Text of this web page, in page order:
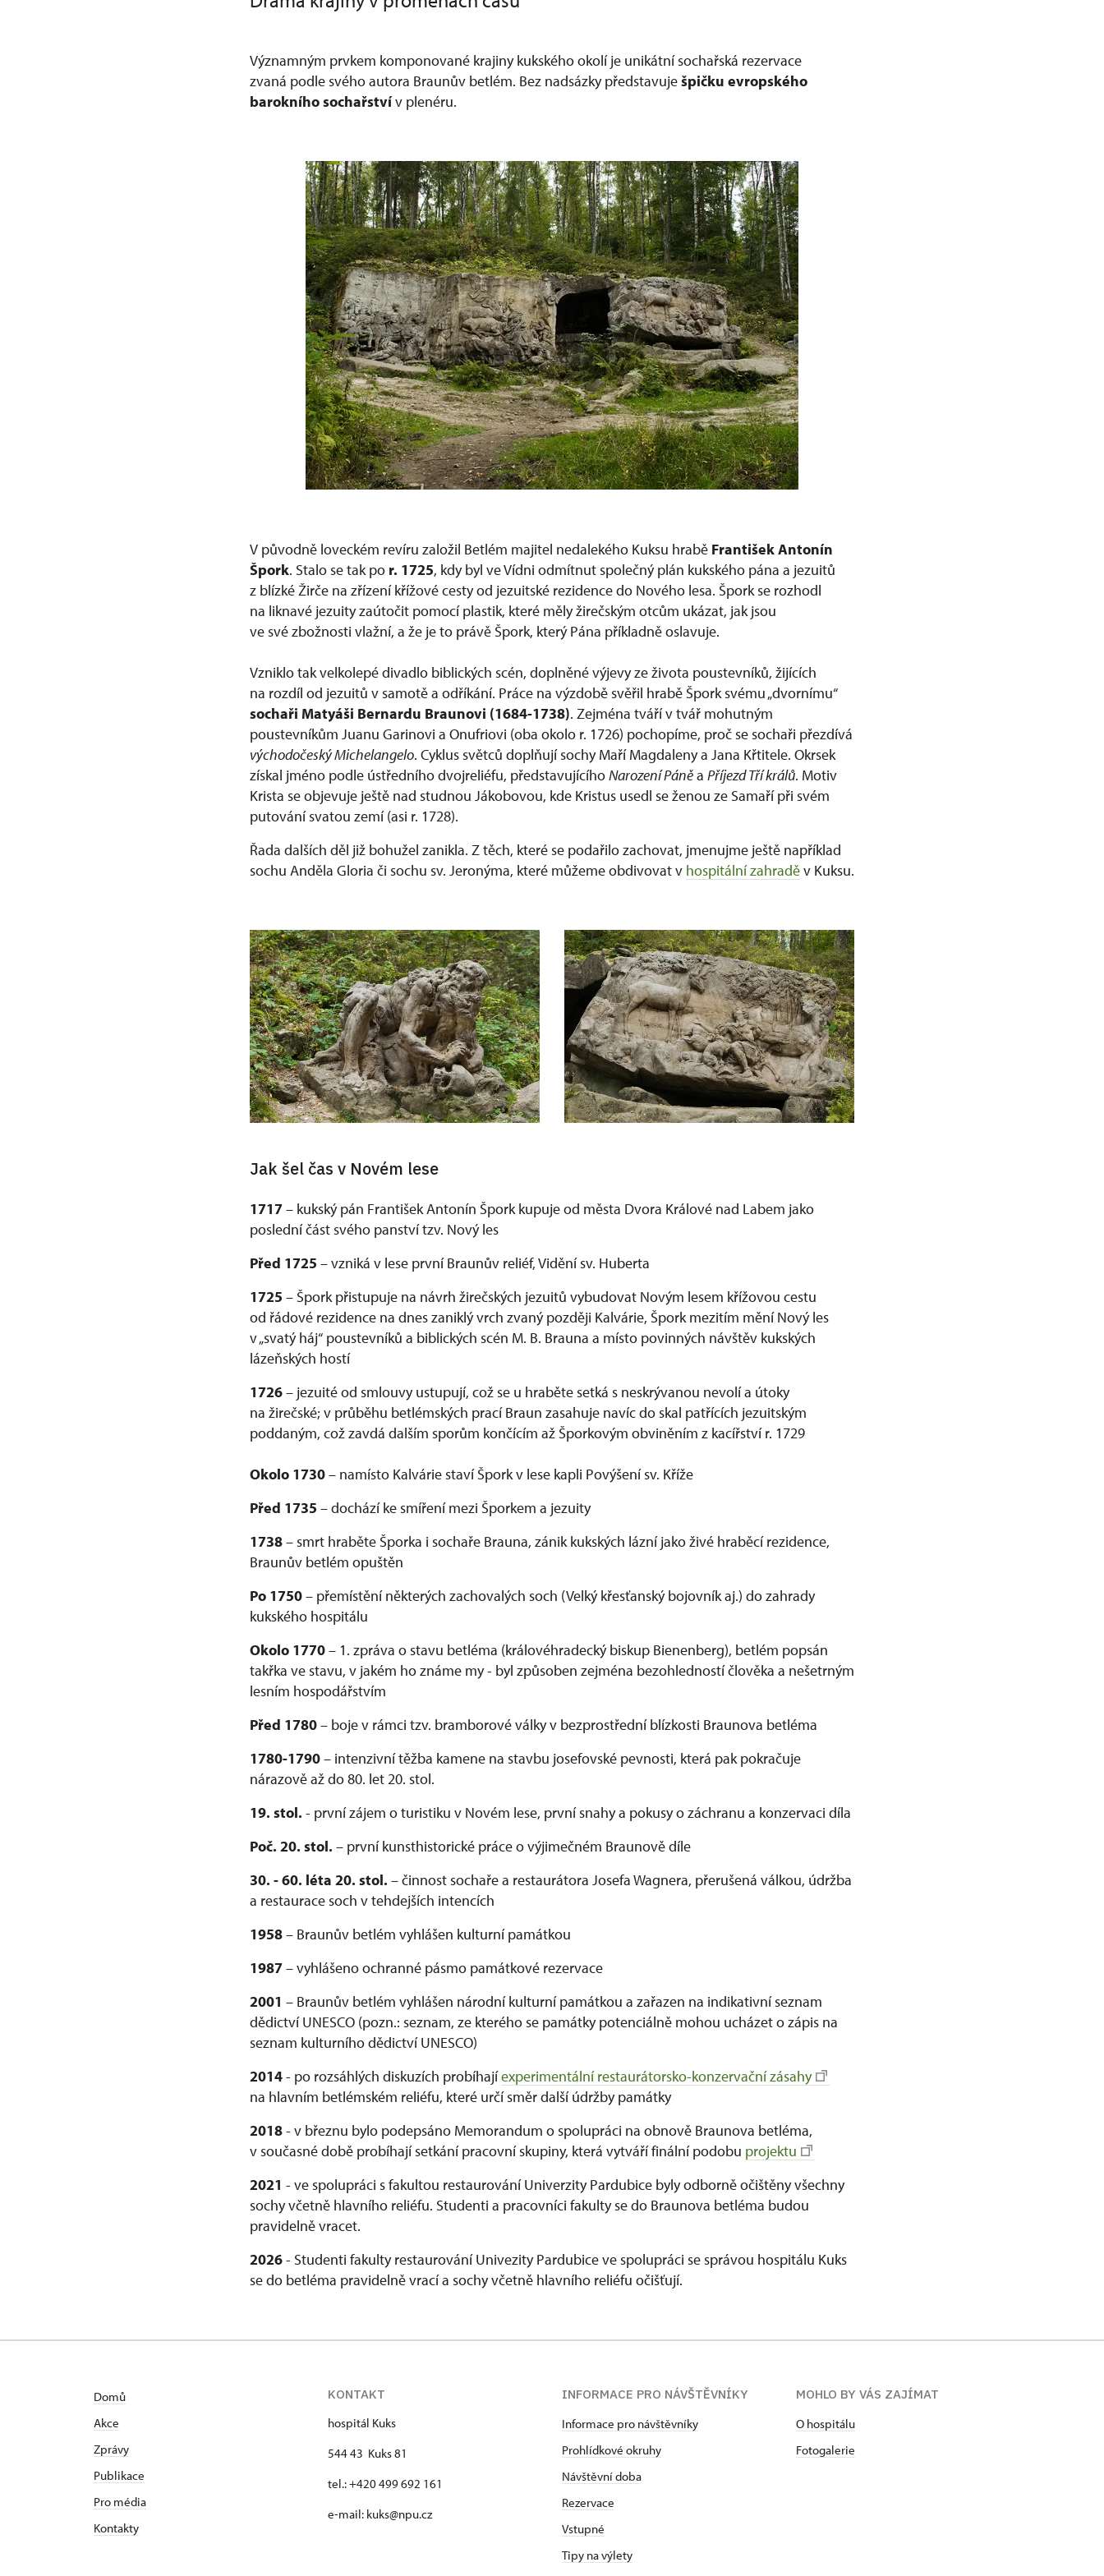
Významným prvkem komponované krajiny kukského okolí je unikátní sochařská rezervace
zvaná podle svého autora Braunův betlém. Bez nadsázky představuješpičku evropského
barokního sochařstvív plenéru.
V původně loveckém revíru založil Betlém majitel nedalekého Kuksu hrabě František Antonín
Špork. Stalo se tak po r. 1725, kdy byl ve Vídni odmítnut společný plán kukského pána a jezuitů
z blízké Žirče na zřízení křížové cesty od jezuitské rezidence do Nového lesa. Špork se rozhodl
na liknavé jezuity zaútočit pomocí plastik, které měly žirečským otcům ukázat, jak jsou
ve své zbožnosti vlažní, a že je to právě Špork, který Pána příkladně oslavuje.
Vzniklo tak velkolepé divadlo biblických scén, doplněné výjevy ze života poustevníků, žijících
na rozdíl od jezuitů v samotě a odříkání. Práce na výzdobě svěřil hrabě Špork svému „dvornímu“
sochaři Matyáši Bernardu Braunovi (1684-1738). Zejména tváří v tvář mohutným
poustevníkům Juanu Garinovi a Onufriovi (oba okolo r. 1726) pochopíme, proč se sochaři přezdívá
východočeský Michelangelo. Cyklus světců doplňují sochy Maří Magdaleny a Jana Křtitele. Okrsek
získal jméno podle ústředního dvojreliéfu, představujícíhoNarození Páněa Příjezd Tří králů. Motiv
Krista se objevuje ještě nad studnou Jákobovou, kde Kristus usedl se ženou ze Samaří při svém
putování svatou zemí (asi r. 1728).
Řada dalších děl již bohužel zanikla. Z těch, které se podařilo zachovat, jmenujme ještě například
sochu Anděla Gloria či sochu sv. Jeronýma, které můžeme obdivovat v hospitální zahraděv Kuksu.
Jak šel čas v Novém lese
1717– kukský pán František Antonín Špork kupuje od města Dvora Králové nad Labem jako
poslední část svého panství tzv. Nový les
Před 1725 – vzniká v lese první Braunův reliéf, Vidění sv. Huberta
1725 – Špork přistupuje na návrh žirečských jezuitů vybudovat Novým lesem křížovou cestu
od řádové rezidence na dnes zaniklý vrch zvaný později Kalvárie, Špork mezitím mění Nový les
v „svatý háj“ poustevníků a biblických scén M. B. Brauna a místo povinných návštěv kukských
lázeňských hostí
1726– jezuité od smlouvy ustupují, což se u hraběte setká s neskrývanou nevolí a útoky
na žirečské; v průběhu betlémských prací Braun zasahuje navíc do skal patřících jezuitským
poddaným, což zavdá dalším sporům končícím až Šporkovým obviněním z kacířství r. 1729
Okolo 1730– namísto Kalvárie staví Špork v lese kapli Povýšení sv. Kříže
Před 1735 – dochází ke smíření mezi Šporkem a jezuity
1738– smrt hraběte Šporka i sochaře Brauna, zánik kukských lázní jako živé hraběcí rezidence,
Braunův betlém opuštěn
Po 1750– přemístění některých zachovalých soch (Velký křesťanský bojovník aj.) do zahrady
kukského hospitálu
Okolo 1770– 1. zpráva o stavu betléma (královéhradecký biskup Bienenberg), betlém popsán
takřka ve stavu, v jakém ho známe my - byl způsoben zejména bezohledností člověka a nešetrným
lesním hospodářstvím
Před 1780– boje v rámci tzv. bramborové války v bezprostřední blízkosti Braunova betléma
1780-1790– intenzivní těžba kamene na stavbu josefovské pevnosti, která pak pokračuje
nárazově až do 80. let 20. stol.
19. stol. - první zájem o turistiku v Novém lese, první snahy a pokusy o záchranu a konzervaci díla
Poč. 20. stol. – první kunsthistorické práce o výjimečném Braunově díle
30. - 60. léta 20. stol. – činnost sochaře a restaurátora Josefa Wagnera, přerušená válkou, údržba
a restaurace soch v tehdejších intencích
1958– Braunův betlém vyhlášen kulturní památkou
1987– vyhlášeno ochranné pásmo památkové rezervace
2001 – Braunův betlém vyhlášen národní kulturní památkou a zařazen na indikativní seznam
dědictví UNESCO (pozn.: seznam, ze kterého se památky potenciálně mohou ucházet o zápis na
seznam kulturního dědictví UNESCO)
2014- po rozsáhlých diskuzích probíhajíexperimentální restaurátorsko-konzervační zásahy
na hlavním betlémském reliéfu, které určí směr další údržby památky
2018- v březnu bylo podepsáno Memorandum o spolupráci na obnově Braunova betléma,
v současné době probíhají setkání pracovní skupiny, která vytváří finální podobu projektu
2021 - ve spolupráci s fakultou restaurování Univerzity Pardubice byly odborně očištěny všechny
sochy včetně hlavního reliéfu. Studenti a pracovníci fakulty se do Braunova betléma budou
pravidelně vracet.
2026- Studenti fakulty restaurování Univezity Pardubice ve spolupráci se správou hospitálu Kuks
se do betléma pravidelně vrací a sochy včetně hlavního reliéfu očišťují.
Domů
Akce
Zprávy
Publikace
Pro média
Kontakty
KONTAKT
hospitál Kuks
544 43 Kuks 81
tel.: +420 499 692 161
e-mail: kuks@npu.cz
INFORMACE PRO NÁVŠTĚVNÍKY
Informace pro návštěvníky
Prohlídkové okruhy
Návštěvní doba
Rezervace
Vstupné
Tipy na výlety
MOHLO BY VÁS ZAJÍMAT
O hospitálu
Fotogalerie